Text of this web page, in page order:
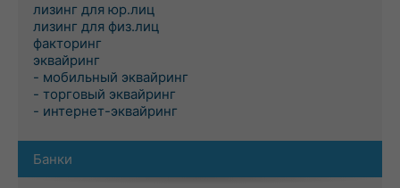
лизинг для юр.лиц
лизинг для физ.лиц
факторинг
эквайринг
- мобильный эквайринг
- торговый эквайринг
- интернет-эквайринг
Банки